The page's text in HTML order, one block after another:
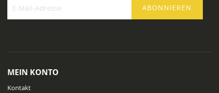
Newsletter
ABONNIEREN
MEIN KONTO
Kontakt